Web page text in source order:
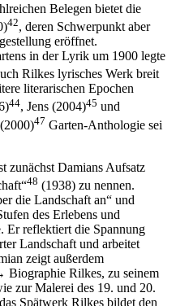
Belegen bietet die
42, deren Schwerpunkt aber
eröffnet.
in der Lyrik um 1900 legte
Rilkes lyrisches Werk breit
literarischen Epochen
44, Jens (2004)45 und
47 Garten-Anthologie sei
zunächst Damians Aufsatz
48 (1938) zu nennen.
die Landschaft an“ und
des Erlebens und
Er reflektiert die Spannung
Landschaft und arbeitet
zeigt außerdem
Biographie Rilkes, zu seinem
zur Malerei des 19. und 20.
Spätwerk Rilkes bildet den